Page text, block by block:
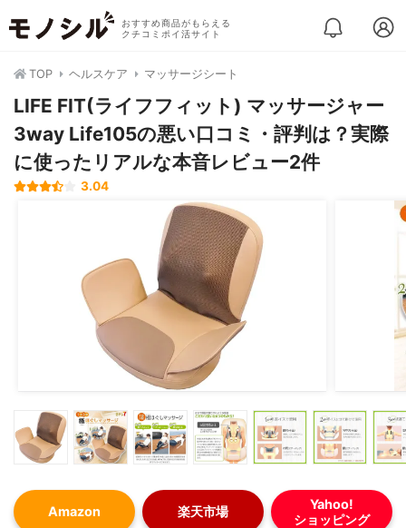
おすすめ商品がもらえる
クチコミポイ活サイト
TOP ヘルスケア マッサージシート
LIFE FIT(ライフフィット) マッサージャー
3way Life105の悪い口コミ・評判は？実際
に使ったリアルな本音レビュー2件
3.04
Amazon 楽天市場
Yahoo!
ショッピング